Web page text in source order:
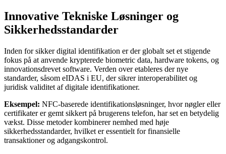
Innovative Tekniske Løsninger og
Sikkerhedsstandarder
Inden for sikker digital identifikation er der globalt set et stigende
fokus på at anvende krypterede biometric data, hardware tokens, og
innovationsdrevet software. Verden over etableres der nye
standarder, såsom eIDAS i EU, der sikrer interoperabilitet og
juridisk validitet af digitale identifikationer.
Eksempel: NFC-baserede identifikationsløsninger, hvor nøgler eller
certifikater er gemt sikkert på brugerens telefon, har set en betydelig
vækst. Disse metoder kombinerer nemhed med høje
sikkerhedsstandarder, hvilket er essentielt for finansielle
transaktioner og adgangskontrol.